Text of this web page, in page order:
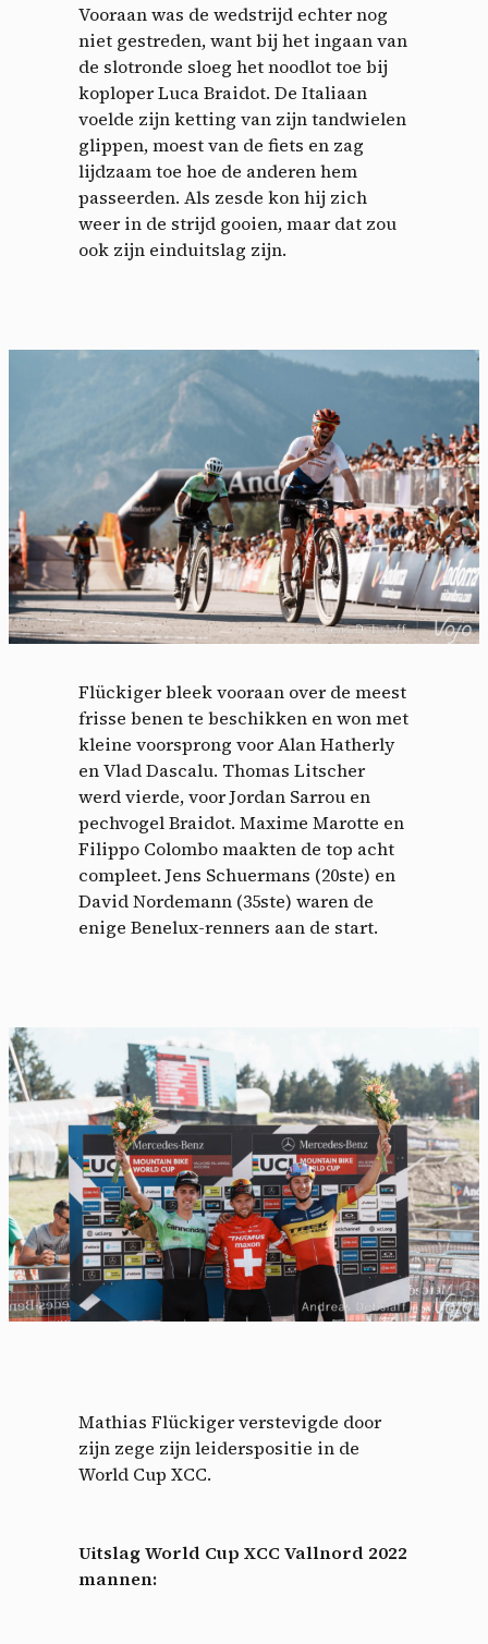
Vooraan was de wedstrijd echter nog
niet gestreden, want bij het ingaan van
de slotronde sloeg het noodlot toe bij
koploper Luca Braidot. De Italiaan
voelde zijn ketting van zijn tandwielen
glippen, moest van de fiets en zag
lijdzaam toe hoe de anderen hem
passeerden. Als zesde kon hij zich
weer in de strijd gooien, maar dat zou
ook zijn einduitslag zijn.
Flückiger bleek vooraan over de meest
frisse benen te beschikken en won met
kleine voorsprong voor Alan Hatherly
en Vlad Dascalu. Thomas Litscher
werd vierde, voor Jordan Sarrou en
pechvogel Braidot. Maxime Marotte en
Filippo Colombo maakten de top acht
compleet. Jens Schuermans (20ste) en
David Nordemann (35ste) waren de
enige Benelux-renners aan de start.
Mathias Flückiger verstevigde door
zijn zege zijn leiderspositie in de
World Cup XCC.
Uitslag World Cup XCC Vallnord 2022
mannen:
Cookies management
panel
cookies and the use of tracking technologies necessary for
their proper functioning.